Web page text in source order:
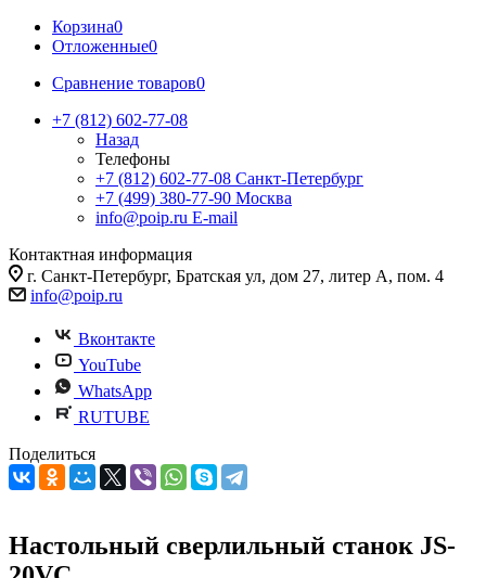
Корзина0
Отложенные0
Сравнение товаров0
+7 (812) 602-77-08
Назад
Телефоны
+7 (812) 602-77-08 Санкт-Петербург
+7 (499) 380-77-90 Москва
info@poip.ru E-mail
Контактная информация
г. Санкт-Петербург, Братская ул, дом 27, литер А, пом. 4
info@poip.ru
Вконтакте
YouTube
WhatsApp
RUTUBE
Поделиться
Настольный сверлильный станок JS-